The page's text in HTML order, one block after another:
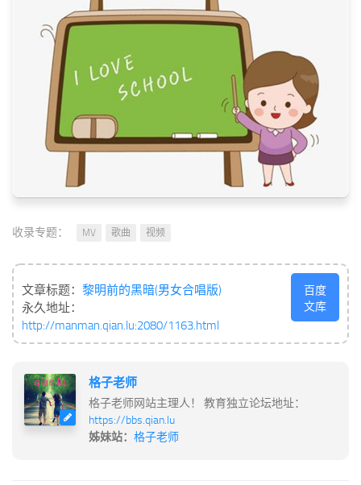
收录专题： MV 歌曲 视频
文章标题： 黎明前的黑暗(男女合唱版)
永久地址：
http://manman.qian.lu:2080/1163.html
百度
文库
格子老师
格子老师网站主理人！ 教育独立论坛地址：
https://bbs.qian.lu
姊妹站： 格子老师